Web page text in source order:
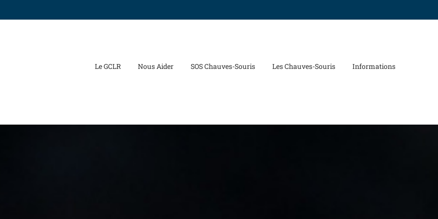
Le GCLR Nous Aider SOS Chauves-Souris Les Chauves-Souris Informations